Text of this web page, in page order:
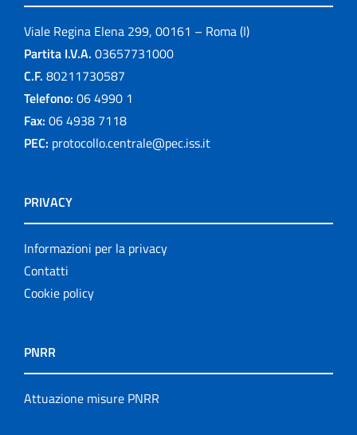
Viale Regina Elena 299, 00161 – Roma (I)
Partita I.V.A. 03657731000
C.F. 80211730587
Telefono: 06 4990 1
Fax: 06 4938 7118
PEC: protocollo.centrale@pec.iss.it
PRIVACY
Informazioni per la privacy
Contatti
Cookie policy
PNRR
Attuazione misure PNRR